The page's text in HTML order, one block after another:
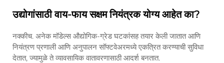
उद्योगांसाठी वाय-फाय सक्षम नियंत्रक योग्य आहेत का?
नक्कीच. अनेक मॉडेल्स औद्योगिक-ग्रेड घटकांसह तयार केली जातात आणि
नियंत्रण प्रणाली आणि अनुपालन सॉफ्टवेअरमध्ये एकत्रित करण्याची सुविधा
देतात, ज्यामुळे ते व्यावसायिक वातावरणासाठी आदर्श बनतात.